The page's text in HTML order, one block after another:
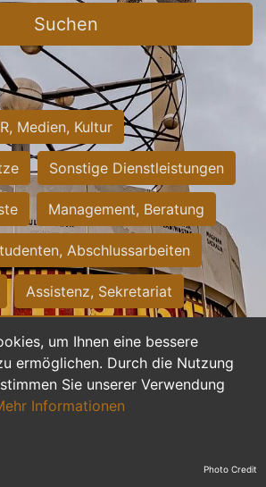
um Ihnen eine bessere
ermöglichen. Durch die Nutzung
Sie unserer Verwendung
Informationen
Suchen
Medien, Kultur
Sonstige Dienstleistungen
Management, Beratung
Abschlussarbeiten
Assistenz, Sekretariat
und Nebenjobs
Materialwirtschaft
duale Ausbildung
Photo Credit